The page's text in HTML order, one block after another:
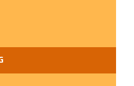
NGUYỄN NHÂN LÀ AI?
ĐÂU MÀ CÓ?